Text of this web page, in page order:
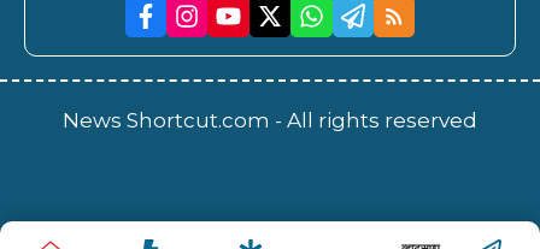
News Shortcut.com - All rights reserved